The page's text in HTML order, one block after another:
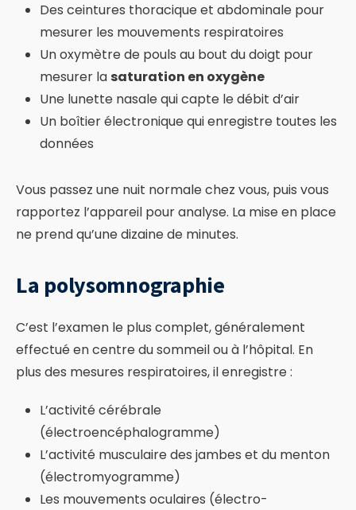
Des ceintures thoracique et abdominale pour
mesurer les mouvements respiratoires
Un oxymètre de pouls au bout du doigt pour
mesurer la saturation en oxygène
Une lunette nasale qui capte le débit d’air
Un boîtier électronique qui enregistre toutes les
données
Vous passez une nuit normale chez vous, puis vous
rapportez l’appareil pour analyse. La mise en place
ne prend qu’une dizaine de minutes.
La polysomnographie
C’est l’examen le plus complet, généralement
effectué en centre du sommeil ou à l’hôpital. En
plus des mesures respiratoires, il enregistre :
L’activité cérébrale
(électroencéphalogramme)
L’activité musculaire des jambes et du menton
(électromyogramme)
Les mouvements oculaires (électro-